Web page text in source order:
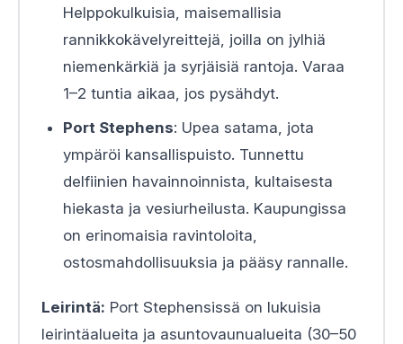
Helppokulkuisia, maisemallisia
rannikkokävelyreittejä, joilla on jylhiä
niemenkärkiä ja syrjäisiä rantoja. Varaa
1–2 tuntia aikaa, jos pysähdyt.
Port Stephens: Upea satama, jota
ympäröi kansallispuisto. Tunnettu
delfiinien havainnoinnista, kultaisesta
hiekasta ja vesiurheilusta. Kaupungissa
on erinomaisia ravintoloita,
ostosmahdollisuuksia ja pääsy rannalle.
Leirintä: Port Stephensissä on lukuisia
leirintäalueita ja asuntovaunualueita (30–50